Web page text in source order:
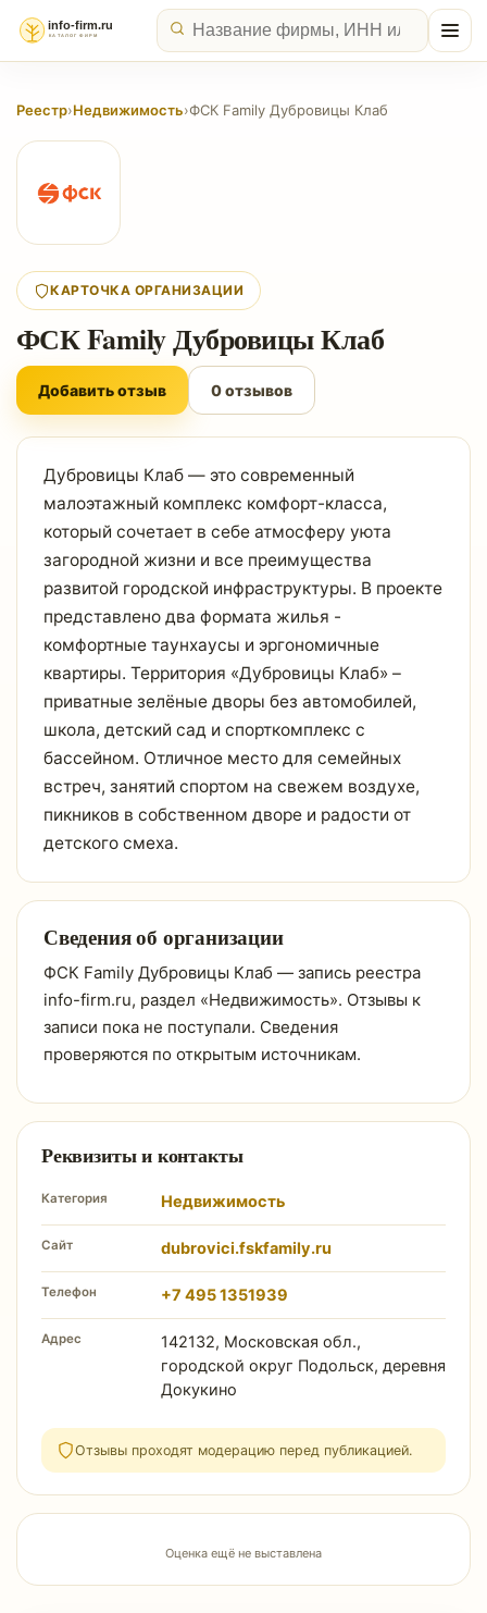
Реестр›Недвижимость›ФСК Family Дубровицы Клаб
КАРТОЧКА ОРГАНИЗАЦИИ
ФСК Family Дубровицы Клаб
Добавить отзыв 0 отзывов
Дубровицы Клаб — это современный
малоэтажный комплекс комфорт-класса,
который сочетает в себе атмосферу уюта
загородной жизни и все преимущества
развитой городской инфраструктуры. В проекте
представлено два формата жилья -
комфортные таунхаусы и эргономичные
квартиры. Территория «Дубровицы Клаб» –
приватные зелёные дворы без автомобилей,
школа, детский сад и спорткомплекс с
бассейном. Отличное место для семейных
встреч, занятий спортом на свежем воздухе,
пикников в собственном дворе и радости от
детского смеха.
Сведения об организации
ФСК Family Дубровицы Клаб — запись реестра
info-firm.ru, раздел «Недвижимость». Отзывы к
записи пока не поступали. Сведения
проверяются по открытым источникам.
Реквизиты и контакты
Категория Недвижимость
Сайт dubrovici.fskfamily.ru
Телефон +7 495 1351939
Адрес
142132, Московская обл.,
городской округ Подольск, деревня
Докукино
Отзывы проходят модерацию перед публикацией.
Оценка ещё не выставлена